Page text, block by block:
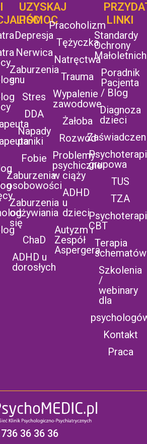
UZYSKAJ
POMOC
Depresja
Nerwica
Zaburzenia
snu
Stres
DDA
Napady
paniki
Fobie
Zaburzenia
osobowości
Zaburzenia
odżywiania
się
ChaD
ADHD u
dorosłych
UZYSKAJ
POMOC
Pracoholizm
Tężyczka
Natręctwa
Trauma
Wypalenie
zawodowe
Żałoba
Rozwód
Problemy
psychiczne
w ciąży
ADHD
u
dzieci
Autyzm i
Zespół
Aspergera
LINKI
Standardy
Ochrony
Małoletnich
Poradnik
Pacjenta
/ Blog
Diagnoza
dzieci
grupowa
TUS
TZA
CBT
Terapia
schematów
Szkolenia
/
webinary
dla
Kontakt
Praca
736 36 36 36